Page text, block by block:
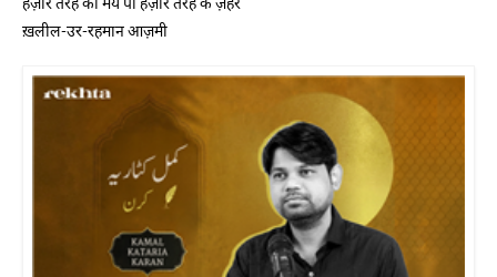
ख़लील-उर-रहमान आज़मी